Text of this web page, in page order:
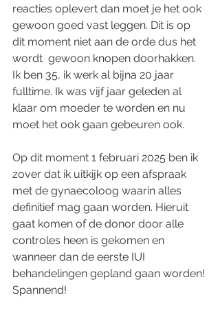
reacties oplevert dan moet je het ook
gewoon goed vast leggen. Dit is op
dit moment niet aan de orde dus het
wordt  gewoon knopen doorhakken.
Ik ben 35, ik werk al bijna 20 jaar
fulltime. Ik was vijf jaar geleden al
klaar om moeder te worden en nu
moet het ook gaan gebeuren ook.
Op dit moment 1 februari 2025 ben ik
zover dat ik uitkijk op een afspraak
met de gynaecoloog waarin alles
definitief mag gaan worden. Hieruit
gaat komen of de donor door alle
controles heen is gekomen en
wanneer dan de eerste IUI
behandelingen gepland gaan worden!
Spannend!